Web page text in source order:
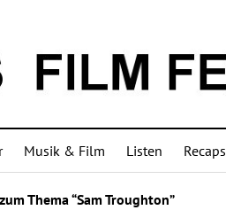
Musik & Film Listen Recaps
Thema “Sam Troughton”